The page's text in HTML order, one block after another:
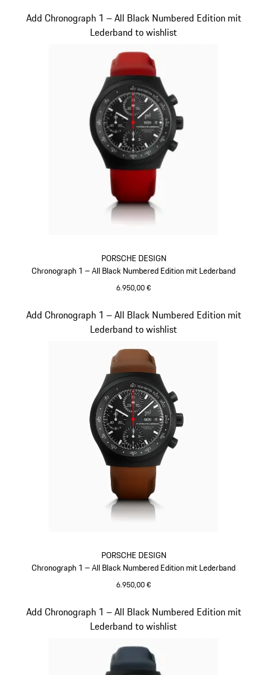
PORSCHE DESIGN
Chronograph 1 – All Black Numbered Edition mit Lederband
6.950,00 €
Add Chronograph 1 – All Black Numbered Edition mit
Lederband to wishlist
Slide 2 von 5
PORSCHE DESIGN
Chronograph 1 – All Black Numbered Edition mit Lederband
6.950,00 €
Add Chronograph 1 – All Black Numbered Edition mit
Lederband to wishlist
Slide 3 von 5
Add Chronograph 1 – All Black Numbered Edition mit
Lederband to wishlist
Slide 4 von 5